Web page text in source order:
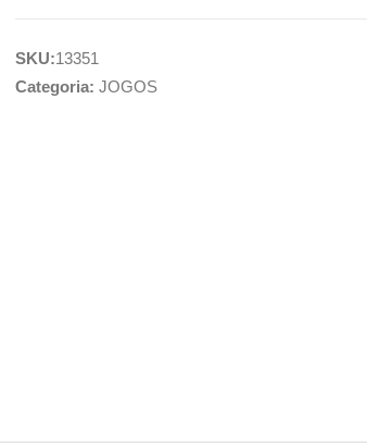
SKU:13351
Categoria: JOGOS